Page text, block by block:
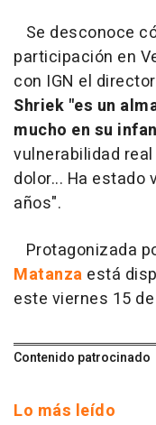
Se desconoce
participación en
con IGN el
Shriek "es un
mucho en su
vulnerabilidad
dolor... Ha estado
años".
Protagonizada
Matanza está
este viernes 15
Contenido patrocinado
Lo más leído